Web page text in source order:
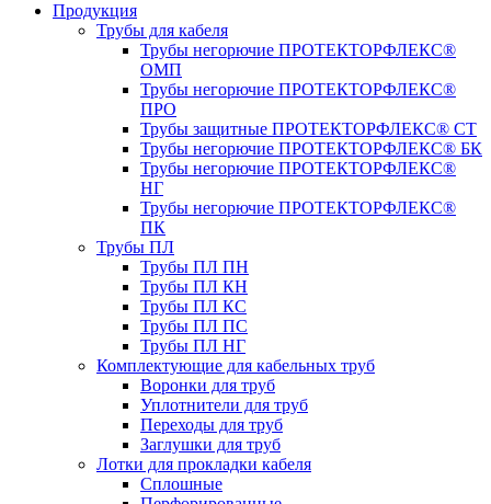
Продукция
Трубы для кабеля
Трубы негорючие ПРОТЕКТОРФЛЕКС®
ОМП
Трубы негорючие ПРОТЕКТОРФЛЕКС®
ПРО
Трубы защитные ПРОТЕКТОРФЛЕКС® СТ
Трубы негорючие ПРОТЕКТОРФЛЕКС® БК
Трубы негорючие ПРОТЕКТОРФЛЕКС®
НГ
Трубы негорючие ПРОТЕКТОРФЛЕКС®
ПК
Трубы ПЛ
Трубы ПЛ ПН
Трубы ПЛ КН
Трубы ПЛ КС
Трубы ПЛ ПС
Трубы ПЛ НГ
Комплектующие для кабельных труб
Воронки для труб
Уплотнители для труб
Переходы для труб
Заглушки для труб
Лотки для прокладки кабеля
Сплошные